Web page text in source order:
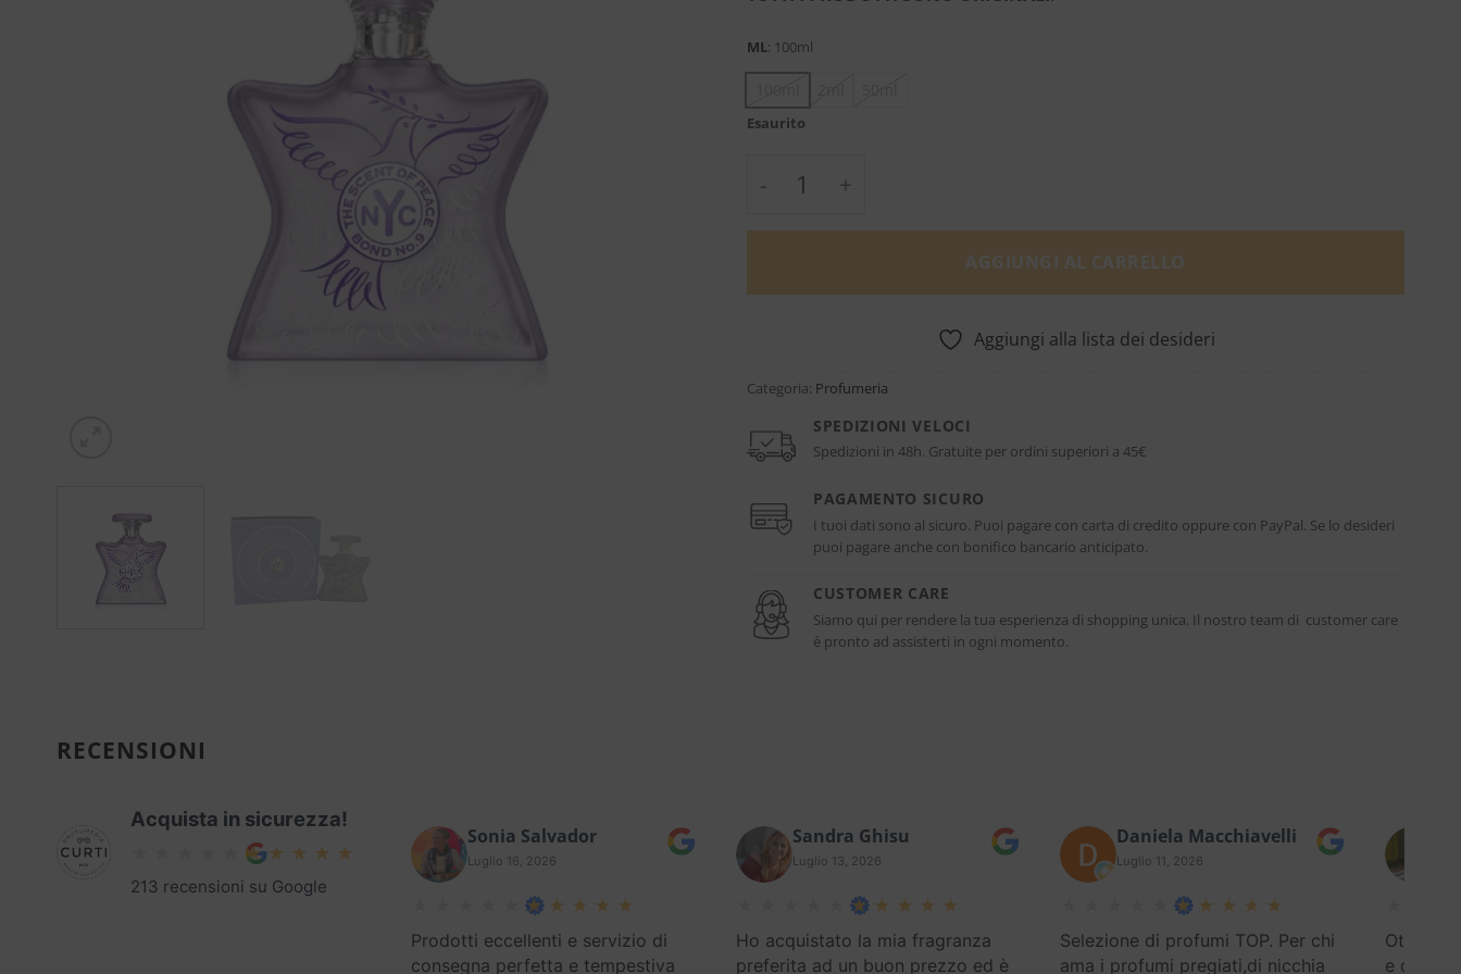
ML: 100ml
100ml 50ml
Esaurito
Scent Of Peace - Bond No 9 quantità
AGGIUNGI AL CARRELLO
Aggiungi alla lista dei desideri
Categoria: Profumeria
SPEDIZIONI VELOCI
Spedizioni in 48h. Gratuite per ordini superiori a 45€
PAGAMENTO SICURO
I tuoi dati sono al sicuro. Puoi pagare con carta di credito oppure con PayPal. Se lo desideri
puoi pagare anche con bonifico bancario anticipato.
CUSTOMER CARE
Siamo qui per rendere la tua esperienza di shopping unica. Il nostro team di customer care
è pronto ad assisterti in ogni momento.
RECENSIONI
Acquista in sicurezza!
213 recensioni su Google
Sonia Salvador
Luglio 16, 2026
Prodotti eccellenti e servizio di
consegna perfetta e tempestiva
Sandra Ghisu
Luglio 13, 2026
Ho acquistato la mia fragranza
preferita ad un buon prezzo ed è
Daniela Macchiavelli
Luglio 11, 2026
Selezione di profumi TOP. Per chi
ama i profumi pregiati,di nicchia
Ottimo
e